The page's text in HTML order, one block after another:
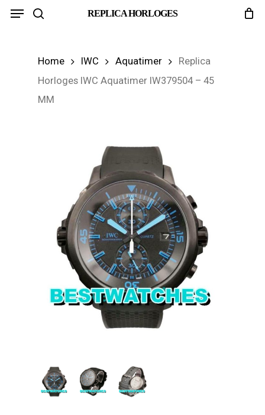
Skip
REPLICA HORLOGES
Menu
Home IWC Aquatimer
Replica
Horloges IWC Aquatimer IW379504 – 45
MM